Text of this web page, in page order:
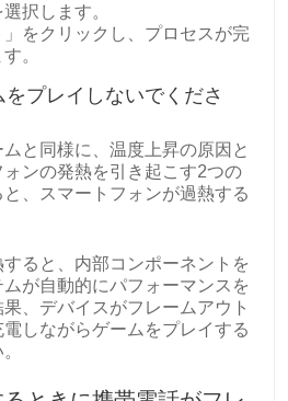
択します。
」をクリックし、プロセスが完
。
プレイしないでくださ
と同様に、温度上昇の原因と
ンの発熱を引き起こす2つの
、スマートフォンが過熱する
ると、内部コンポーネントを
が自動的にパフォーマンスを
、デバイスがフレームアウト
しながらゲームをプレイする